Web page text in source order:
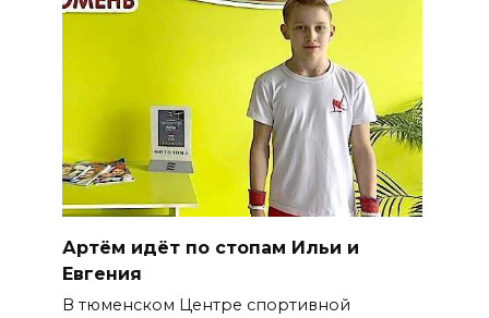
Артём идёт по стопам Ильи и
Евгения
В тюменском Центре спортивной